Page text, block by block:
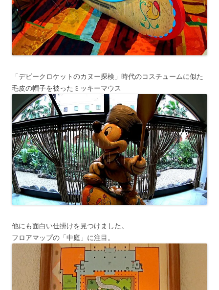
「デビークロケットのカヌー探検」時代のコスチュームに似た
毛皮の帽子を被ったミッキーマウス
他にも面白い仕掛けを見つけました。
フロアマップの「中庭」に注目。